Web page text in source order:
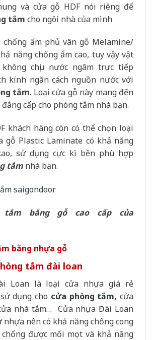
và cửa gỗ HDF nói riêng để
tắm cho ngôi nhà của mình
chống ẩm phủ vân gỗ Melamine/
năng chống ẩm cao, tuy vậy vật
chịu nước ngâm trực tiếp
kính ngăn cách nguồn nước với
tắm. Loại cửa gỗ này mang đến
cấp cho phòng tắm nhà bạn.
khách hàng còn có thể chọn loại
gỗ Plastic Laminate có khả năng
sử dụng cực kì bền phù hợp
tắm nhà bạn.
tắm bằng gỗ cao cấp của
bằng nhựa gỗ
tắm đài loan
Loan là loại cửa nhựa giá rẻ
dụng cho cửa phòng tắm, cửa
nhà tắm… Cửa nhựa Đài Loan
nên có khả năng chống cong
được mối mọt và khả năng